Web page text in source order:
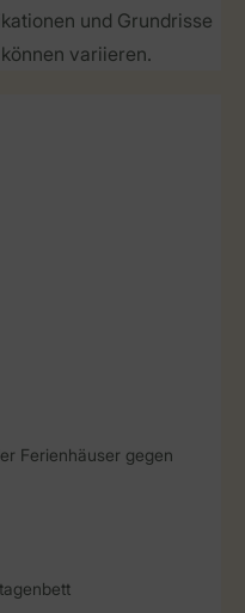
und Grundrisse
variieren.
Ferienhäuser gegen